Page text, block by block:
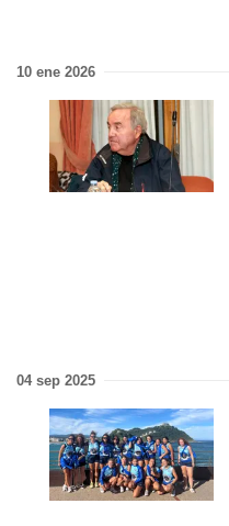
10 ene 2026
04 sep 2025